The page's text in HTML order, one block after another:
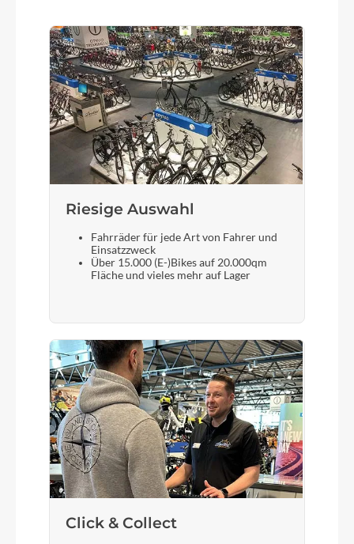
Sattelstütze
CUBE Dropper Post, Handlebar Lever, Internal
Cable Routing, 30.9mm
Riesige Auswahl
Fahrräder für jede Art von Fahrer und
Einsatzzweck
Über 15.000 (E-)Bikes auf 20.000qm
Fläche und vieles mehr auf Lager
Click & Collect